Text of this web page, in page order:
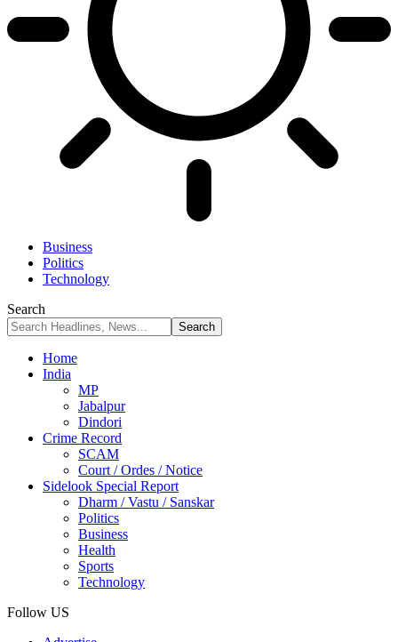
Business
Politics
Technology
Search
Home
India
MP
Jabalpur
Dindori
Crime Record
SCAM
Court / Ordes / Notice
Sidelook Special Report
Dharm / Vastu / Sanskar
Politics
Business
Health
Sports
Technology
Follow US